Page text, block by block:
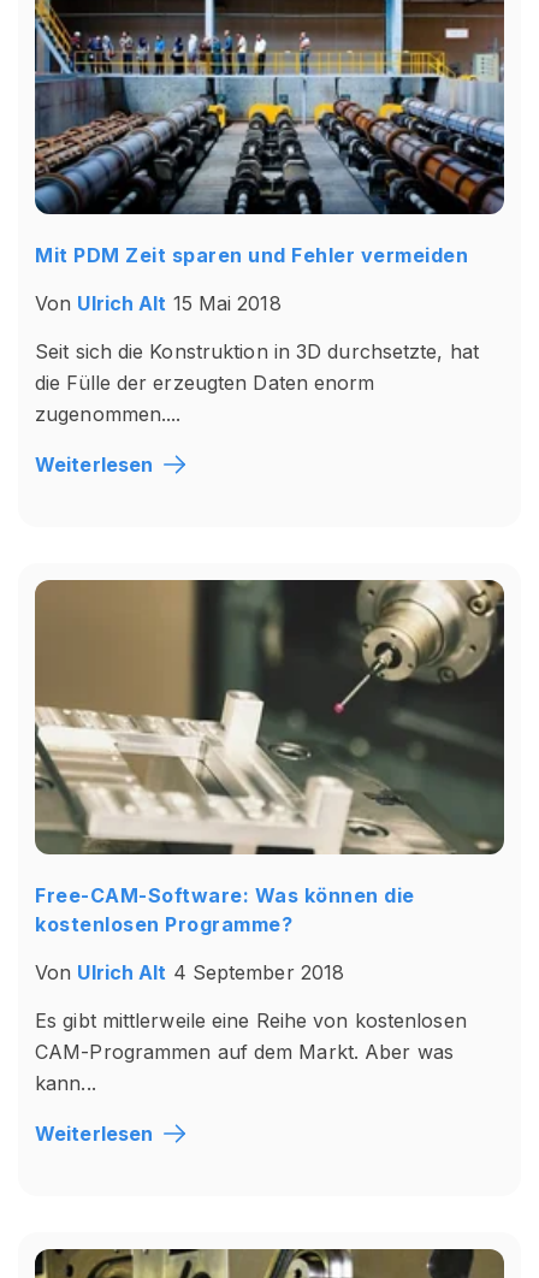
Mit PDM Zeit sparen und Fehler vermeiden
Von Ulrich Alt 15 Mai 2018
Seit sich die Konstruktion in 3D durchsetzte, hat
die Fülle der erzeugten Daten enorm
zugenommen....
Weiterlesen
Free-CAM-Software: Was können die
kostenlosen Programme?
Von Ulrich Alt 4 September 2018
Es gibt mittlerweile eine Reihe von kostenlosen
CAM-Programmen auf dem Markt. Aber was
kann...
Weiterlesen